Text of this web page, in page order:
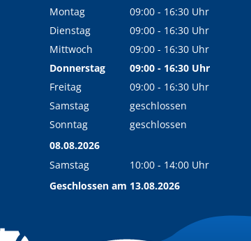
Montag 09:00 - 16:30 Uhr
Von 09:00 bis 16:30 Uhr
Dienstag 09:00 - 16:30 Uhr
Von 09:00 bis 16:30 Uhr
Mittwoch 09:00 - 16:30 Uhr
Von 09:00 bis 16:30 Uhr
Donnerstag 09:00 - 16:30 Uhr
Von 09:00 bis 16:30 Uhr
Freitag 09:00 - 16:30 Uhr
Von 09:00 bis 16:30 Uhr
Samstag
geschlossen
Sonntag
geschlossen
08.08.2026
Samstag
10:00 - 14:00 Uhr
Von 10:00 bis 14:00 Uhr
Geschlossen am 13.08.2026